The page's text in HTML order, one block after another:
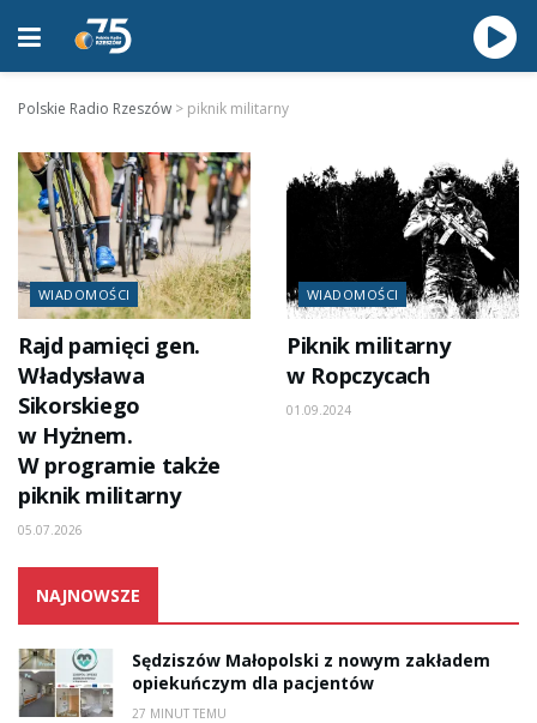
Polskie Radio Rzeszów > piknik militarny
WIADOMOŚCI
Rajd pamięci gen.
Władysława
Sikorskiego
w Hyżnem.
W programie także
piknik militarny
05.07.2026
WIADOMOŚCI
Piknik militarny
w Ropczycach
01.09.2024
NAJNOWSZE
Sędziszów Małopolski z nowym zakładem
opiekuńczym dla pacjentów
27 MINUT TEMU